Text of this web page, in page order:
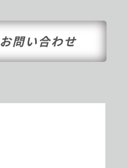
お問い合わせ